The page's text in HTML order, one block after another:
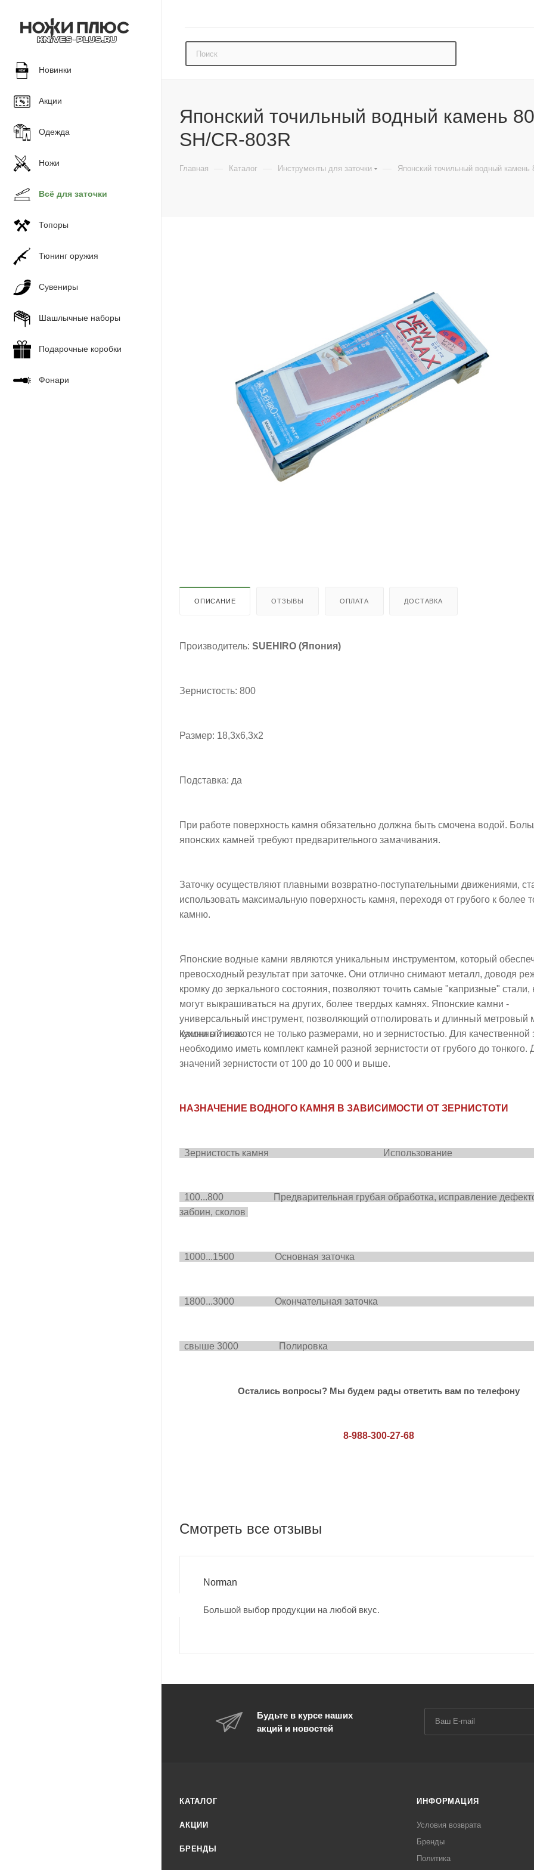
Новинки
Акции
Одежда
Ножи
Всё для заточки
Топоры
Тюнинг оружия
Сувениры
Шашлычные наборы
Подарочные коробки
Фонари
Японский точильный водный камень
SH/CR-803R
Главная — Каталог — Инструменты для заточки — Японский точильный водный камень
ОПИСАНИЕ ОТЗЫВЫ ОПЛАТА ДОСТАВКА
Производитель: SUEHIRO (Япония)
Зернистость: 800
Размер: 18,3х6,3х2
Подставка: да
При работе поверхность камня обязательно должна быть смочена водой.
японских камней требуют предварительного замачивания.
Заточку осуществляют плавными возвратно-поступательными движениями,
использовать максимальную поверхность камня, переходя от грубого к более
камню.
Японские водные камни являются уникальным инструментом, который
превосходный результат при заточке. Они отлично снимают металл, доводя
кромку до зеркального состояния, позволяют точить самые "капризные" стали,
могут выкрашиваться на других, более твердых камнях. Японские камни -
универсальный инструмент, позволяющий отполировать и длинный метровый
кухонный нож.
Камни отличаются не только размерами, но и зернистостью. Для качественной
необходимо иметь комплект камней разной зернистости от грубого до тонкого.
значений зернистости от 100 до 10 000 и выше.
НАЗНАЧЕНИЕ ВОДНОГО КАМНЯ В ЗАВИСИМОСТИ ОТ ЗЕРНИСТОТИ
Зернистость камня
100...800 Предварительная грубая обработка, исправление
забоин, сколов
1000...1500 Основная
1800...3000 Окончательная
свыше 3000
Остались вопросы? Мы будем рады ответить вам по телефону
8-988-300-27-68
Смотреть все отзывы
Norman
Большой выбор продукции на любой вкус.
Будьте в курсе наших
акций и новостей
КАТАЛОГ
АКЦИИ
БРЕНДЫ
ИНФОРМАЦИЯ
Условия возврата
Бренды
Политика